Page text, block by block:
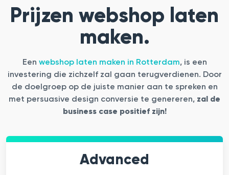
Prijzen webshop laten
maken.
Een webshop laten maken in Rotterdam, is een
investering die zichzelf zal gaan terugverdienen. Door
de doelgroep op de juiste manier aan te spreken en
met persuasive design conversie te genereren, zal de
business case positief zijn!
Advanced